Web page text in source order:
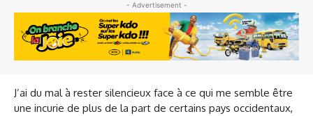
- Advertisement -
J’ai du mal à rester silencieux face à ce qui me semble être
une incurie de plus de la part de certains pays occidentaux,